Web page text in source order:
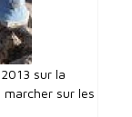
sur la
marcher sur les